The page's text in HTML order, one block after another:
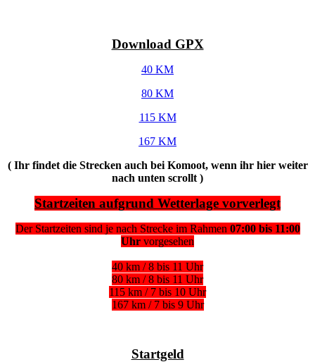
Download GPX
40 KM
80 KM
115 KM
167 KM
( Ihr findet die Strecken auch bei Komoot, wenn ihr hier weiter
nach unten scrollt )
Startzeiten aufgrund Wetterlage vorverlegt
Der Startzeiten sind je nach Strecke im Rahmen 07:00 bis 11:00
Uhr vorgesehen
40 km / 8 bis 11 Uhr
80 km / 8 bis 11 Uhr
115 km / 7 bis 10 Uhr
167 km / 7 bis 9 Uhr
Startgeld